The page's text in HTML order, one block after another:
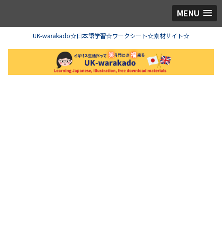
MENU
UK-warakado☆日本語学習☆ワークシート☆素材サイト☆